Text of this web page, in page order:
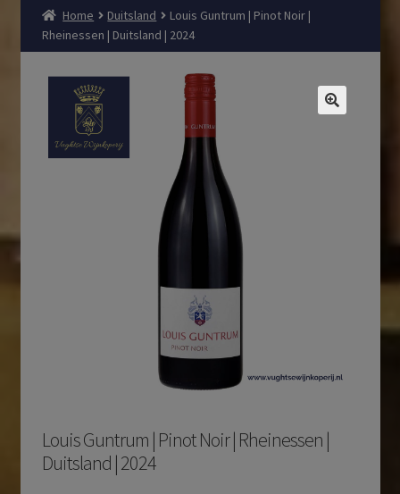
Home Duitsland
Louis Guntrum | Pinot Noir |
Rheinessen | Duitsland | 2024
Louis Guntrum | Pinot Noir | Rheinessen |
Duitsland | 2024